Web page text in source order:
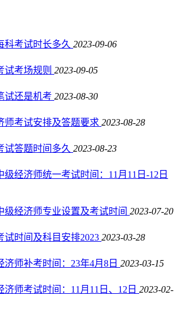
科考试时长多久 2023-09-06
试考场规则 2023-09-05
试还是机考 2023-08-30
师考试安排及答题要求 2023-08-28
试答题时间多久 2023-08-23
级经济师统一考试时间：11月11日-12日
级经济师专业设置及考试时间 2023-07-20
试时间及科目安排2023 2023-03-28
济师补考时间：23年4月8日 2023-03-15
济师考试时间：11月11日、12日 2023-02-